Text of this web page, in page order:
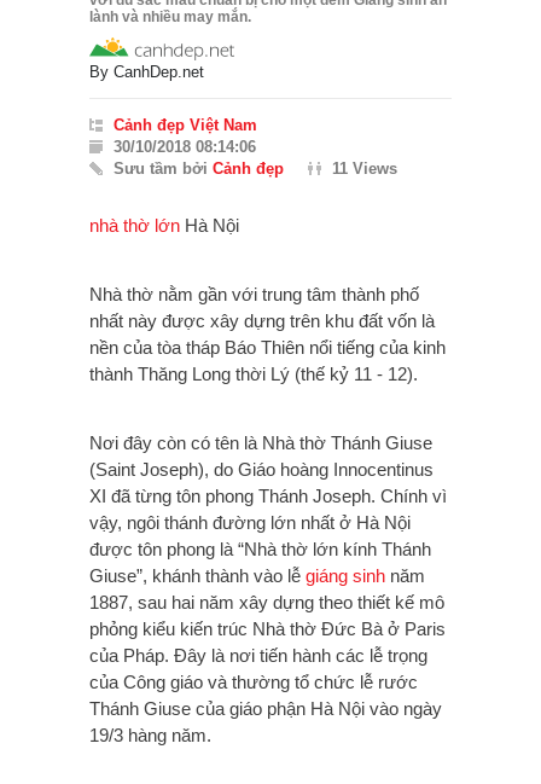
lành và nhiều may mắn.
By CanhDep.net
Cảnh đẹp Việt Nam
30/10/2018 08:14:06
Sưu tầm bởi Cảnh đẹp 11 Views
nhà thờ lớn Hà Nội
Nhà thờ nằm gần với trung tâm thành phố
nhất này được xây dựng trên khu đất vốn là
nền của tòa tháp Báo Thiên nổi tiếng của kinh
thành Thăng Long thời Lý (thế kỷ 11 - 12).
Nơi đây còn có tên là Nhà thờ Thánh Giuse
(Saint Joseph), do Giáo hoàng Innocentinus
XI đã từng tôn phong Thánh Joseph. Chính vì
vậy, ngôi thánh đường lớn nhất ở Hà Nội
được tôn phong là “Nhà thờ lớn kính Thánh
Giuse”, khánh thành vào lễ giáng sinh năm
1887, sau hai năm xây dựng theo thiết kế mô
phỏng kiểu kiến trúc Nhà thờ Ðức Bà ở Paris
của Pháp. Ðây là nơi tiến hành các lễ trọng
của Công giáo và thường tổ chức lễ rước
Thánh Giuse của giáo phận Hà Nội vào ngày
19/3 hàng năm.